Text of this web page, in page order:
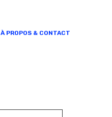
À PROPOS & CONTACT